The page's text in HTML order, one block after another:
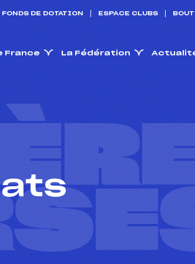
DE DOTATION ESPACE CLUBS
France La Fédération